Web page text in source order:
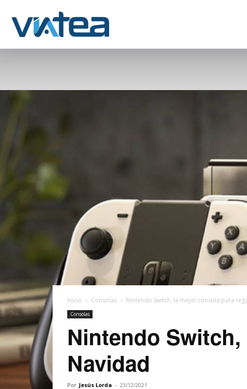
Inicio Consolas Nintendo Switch, la mejor consola para
Consolas
Nintendo
Navidad
Por Jesús Lorda - 23/12/2021